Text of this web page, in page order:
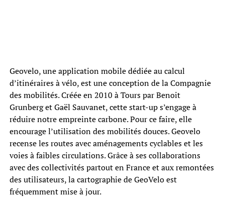
Geovelo, une application mobile dédiée au calcul
d’itinéraires à vélo, est une conception de la Compagnie
des mobilités. Créée en 2010 à Tours par Benoit
Grunberg et Gaël Sauvanet, cette start-up s’engage à
réduire notre empreinte carbone. Pour ce faire, elle
encourage l’utilisation des mobilités douces. Geovelo
recense les routes avec aménagements cyclables et les
voies à faibles circulations. Grâce à ses collaborations
avec des collectivités partout en France et aux remontées
des utilisateurs, la cartographie de GeoVelo est
fréquemment mise à jour.